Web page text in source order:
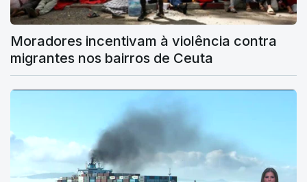
Moradores incentivam à violência contra
migrantes nos bairros de Ceuta